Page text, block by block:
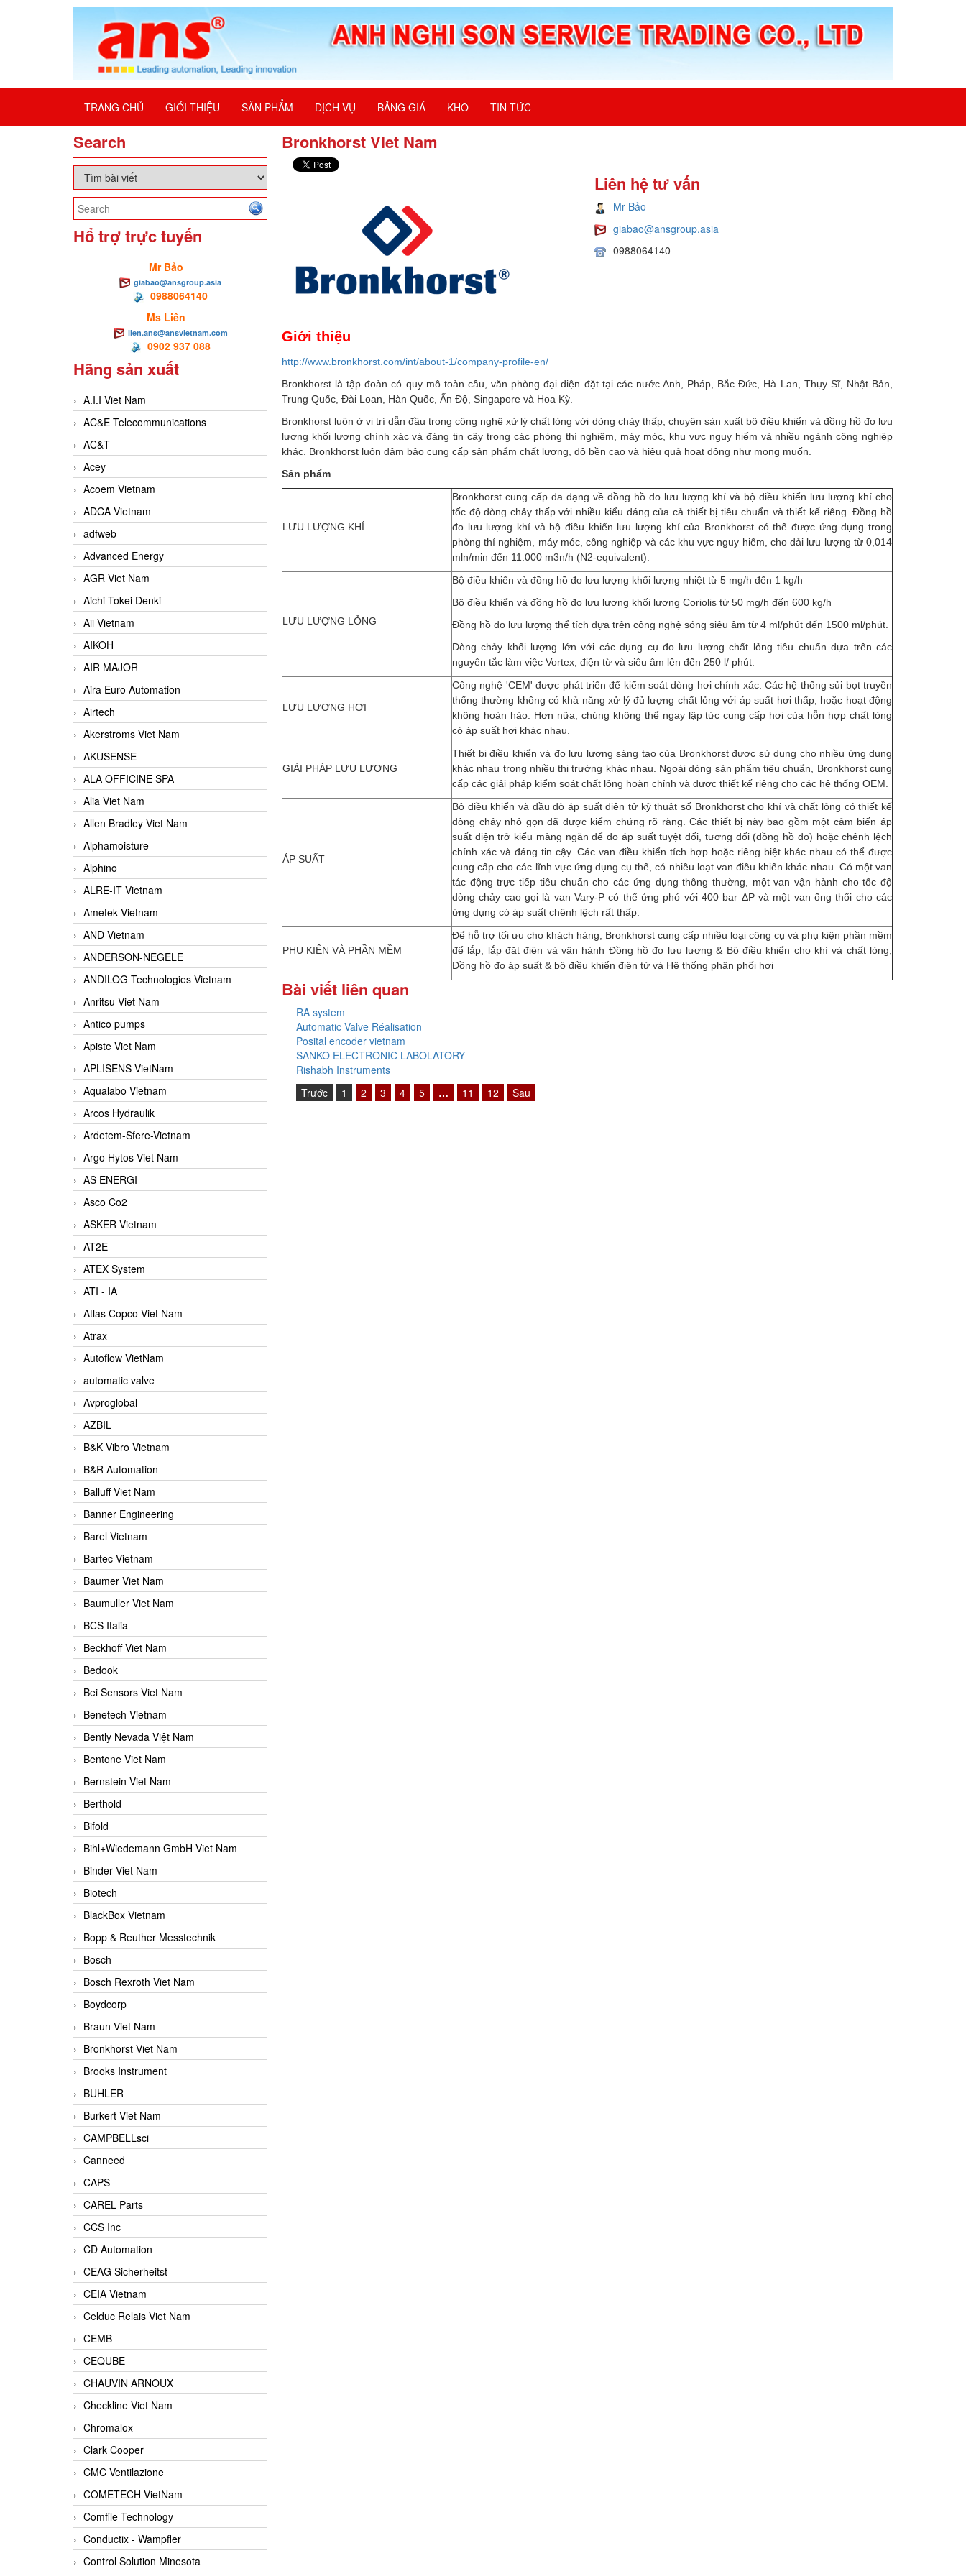
TRANG CHỦ GIỚI THIỆU SẢN PHẨM DỊCH VỤ BẢNG GIÁ KHO TIN TỨC
Search
Hổ trợ trực tuyến
Mr Bảo
giabao@ansgroup.asia
0988064140
Ms Liên
lien.ans@ansvietnam.com
0902 937 088
Hãng sản xuất
A.I.I Viet Nam
AC&E Telecommunications
AC&T
Acey
Acoem Vietnam
ADCA Vietnam
adfweb
Advanced Energy
AGR Viet Nam
Aichi Tokei Denki
Aii Vietnam
AIKOH
AIR MAJOR
Aira Euro Automation
Airtech
Akerstroms Viet Nam
AKUSENSE
ALA OFFICINE SPA
Alia Viet Nam
Allen Bradley Viet Nam
Alphamoisture
Alphino
ALRE-IT Vietnam
Ametek Vietnam
AND Vietnam
ANDERSON-NEGELE
ANDILOG Technologies Vietnam
Anritsu Viet Nam
Antico pumps
Apiste Viet Nam
APLISENS VietNam
Aqualabo Vietnam
Arcos Hydraulik
Ardetem-Sfere-Vietnam
Argo Hytos Viet Nam
AS ENERGI
Asco Co2
ASKER Vietnam
AT2E
ATEX System
ATI - IA
Atlas Copco Viet Nam
Atrax
Autoflow VietNam
automatic valve
Avproglobal
AZBIL
B&K Vibro Vietnam
B&R Automation
Balluff Viet Nam
Banner Engineering
Barel Vietnam
Bartec Vietnam
Baumer Viet Nam
Baumuller Viet Nam
BCS Italia
Beckhoff Viet Nam
Bedook
Bei Sensors Viet Nam
Benetech Vietnam
Bently Nevada Việt Nam
Bentone Viet Nam
Bernstein Viet Nam
Berthold
Bifold
Bihl+Wiedemann GmbH Viet Nam
Binder Viet Nam
Biotech
BlackBox Vietnam
Bopp & Reuther Messtechnik
Bosch
Bosch Rexroth Viet Nam
Boydcorp
Braun Viet Nam
Bronkhorst Viet Nam
Brooks Instrument
BUHLER
Burkert Viet Nam
CAMPBELLsci
Canneed
CAPS
CAREL Parts
CCS Inc
CD Automation
CEAG Sicherheitst
CEIA Vietnam
Celduc Relais Viet Nam
CEMB
CEQUBE
CHAUVIN ARNOUX
Checkline Viet Nam
Chromalox
Clark Cooper
CMC Ventilazione
COMETECH VietNam
Comfile Technology
Conductix - Wampfler
Control Solution Minesota
Bronkhorst Viet Nam
Liên hệ tư vấn
Mr Bảo
giabao@ansgroup.asia
0988064140
Giới thiệu
http://www.bronkhorst.com/int/about-1/company-profile-en/
Bronkhorst là tập đoàn có quy mô toàn cầu, văn phòng đại diện đặt tại các nước Anh, Pháp, Bắc Đức, Hà Lan, Thụy Sĩ, Nhật Bản,
Trung Quốc, Đài Loan, Hàn Quốc, Ấn Độ, Singapore và Hoa Kỳ.
Bronkhorst luôn ở vị trí dẫn đầu trong công nghệ xử lý chất lỏng với dòng chảy thấp, chuyên sản xuất bộ điều khiển và đồng hồ đo lưu
lượng khối lượng chính xác và đáng tin cậy trong các phòng thí nghiệm, máy móc, khu vực nguy hiểm và nhiều ngành công nghiệp
khác. Bronkhorst luôn đảm bảo cung cấp sản phẩm chất lượng, độ bền cao và hiệu quả hoạt động như mong muốn.
Sản phẩm
LƯU LƯỢNG KHÍ
Bronkhorst cung cấp đa dạng về đồng hồ đo lưu lượng khí và bộ điều khiển lưu lượng khí cho
tốc độ dòng chảy thấp với nhiều kiểu dáng của cả thiết bị tiêu chuẩn và thiết kế riêng. Đồng hồ
đo lưu lượng khí và bộ điều khiển lưu lượng khí của Bronkhorst có thể được ứng dụng trong
phòng thí nghiệm, máy móc, công nghiệp và các khu vực nguy hiểm, cho dải lưu lượng từ 0,014
mln/min đến 11.000 m3n/h (N2-equivalent).
LƯU LƯỢNG LỎNG
Bộ điều khiển và đồng hồ đo lưu lượng khối lượng nhiệt từ 5 mg/h đến 1 kg/h
Bộ điều khiển và đồng hồ đo lưu lượng khối lượng Coriolis từ 50 mg/h đến 600 kg/h
Đồng hồ đo lưu lượng thể tích dựa trên công nghệ sóng siêu âm từ 4 ml/phút đến 1500 ml/phút.
Dòng chảy khối lượng lớn với các dụng cụ đo lưu lượng chất lỏng tiêu chuẩn dựa trên các
nguyên tắc làm việc Vortex, điện từ và siêu âm lên đến 250 l/ phút.
LƯU LƯỢNG HƠI
Công nghệ 'CEM' được phát triển để kiểm soát dòng hơi chính xác. Các hệ thống sủi bọt truyền
thống thường không có khả năng xử lý đủ lượng chất lỏng với áp suất hơi thấp, hoặc hoạt động
không hoàn hảo. Hơn nữa, chúng không thể ngay lập tức cung cấp hơi của hỗn hợp chất lỏng
có áp suất hơi khác nhau.
GIẢI PHÁP LƯU LƯỢNG
Thiết bị điều khiển và đo lưu lượng sáng tạo của Bronkhorst được sử dụng cho nhiều ứng dụng
khác nhau trong nhiều thị trường khác nhau. Ngoài dòng sản phẩm tiêu chuẩn, Bronkhorst cung
cấp các giải pháp kiểm soát chất lỏng hoàn chỉnh và được thiết kế riêng cho các hệ thống OEM.
ÁP SUẤT
Bộ điều khiển và đầu dò áp suất điện tử kỹ thuật số Bronkhorst cho khí và chất lỏng có thiết kế
dòng chảy nhỏ gọn đã được kiểm chứng rõ ràng. Các thiết bị này bao gồm một cảm biến áp
suất điện trở kiểu màng ngăn để đo áp suất tuyệt đối, tương đối (đồng hồ đo) hoặc chênh lệch
chính xác và đáng tin cậy. Các van điều khiển tích hợp hoặc riêng biệt khác nhau có thể được
cung cấp cho các lĩnh vực ứng dụng cụ thể, có nhiều loạt van điều khiển khác nhau. Có một van
tác động trực tiếp tiêu chuẩn cho các ứng dụng thông thường, một van vận hành cho tốc độ
dòng chảy cao gọi là van Vary-P có thể ứng phó với 400 bar ΔP và một van ống thổi cho các
ứng dụng có áp suất chênh lệch rất thấp.
PHỤ KIỆN VÀ PHẦN MỀM
Để hỗ trợ tối ưu cho khách hàng, Bronkhorst cung cấp nhiều loại công cụ và phụ kiện phần mềm
để lắp, lắp đặt điện và vận hành Đồng hồ đo lưu lượng & Bộ điều khiển cho khí và chất lỏng,
Đồng hồ đo áp suất & bộ điều khiển điện tử và Hệ thống phân phối hơi
Bài viết liên quan
RA system
Automatic Valve Réalisation
Posital encoder vietnam
SANKO ELECTRONIC LABOLATORY
Rishabh Instruments
Trước
1 2 3 4 5 … 11 12 Sau